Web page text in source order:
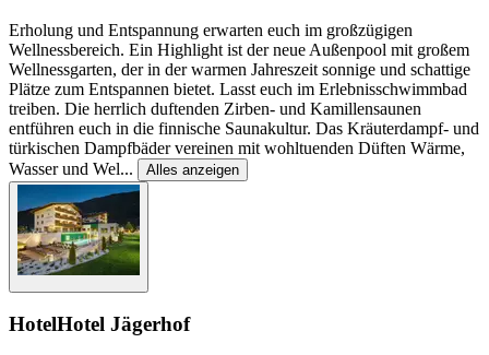
Erholung und Entspannung erwarten euch im großzügigen
Wellnessbereich. Ein Highlight ist der neue Außenpool mit großem
Wellnessgarten, der in der warmen Jahreszeit sonnige und schattige
Plätze zum Entspannen bietet. Lasst euch im Erlebnisschwimmbad
treiben. Die herrlich duftenden Zirben- und Kamillensaunen
entführen euch in die finnische Saunakultur. Das Kräuterdampf- und
türkischen Dampfbäder vereinen mit wohltuenden Düften Wärme,
Wasser und Wel... Alles anzeigen
HotelHotel Jägerhof